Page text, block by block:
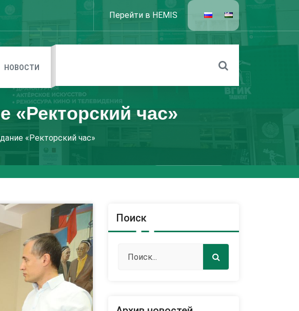
Перейти в HEMIS
НОВОСТИ
«Ректорский час»
«Ректорский час»
Поиск